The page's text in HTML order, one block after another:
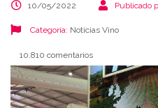
10/05/2022 Publicado
Categoría: Noticias Vino
10.810 comentarios